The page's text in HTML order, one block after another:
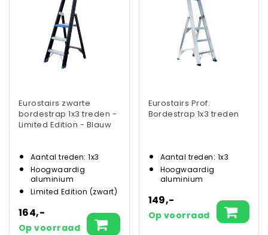
Eurostairs zwarte
bordestrap 1x3 treden -
Limited Edition - Blauw
Aantal treden: 1x3
Hoogwaardig
aluminium
Limited Edition (zwart)
164,-
Op voorraad
Eurostairs Prof.
Bordestrap 1x3 treden
Aantal treden: 1x3
Hoogwaardig
aluminium
149,-
Op voorraad